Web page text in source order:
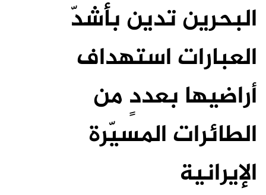
البحرين تدين بأشدّ
العبارات استهداف
أراضيها بعددٍ من
الطائرات المسيّرة
الإيرانية